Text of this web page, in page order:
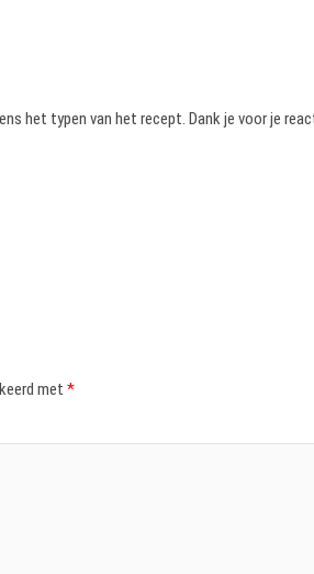
het typen van het recept. Dank je voor je
met *